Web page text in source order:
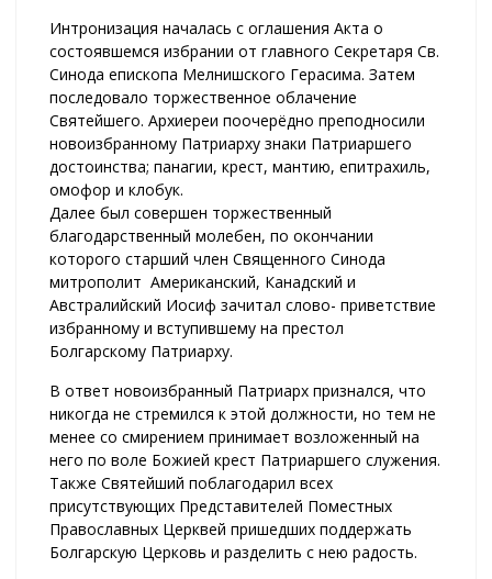
Интронизация началась с оглашения Акта о
состоявшемся избрании от главного Секретаря Св.
Синода епископа Мелнишского Герасима. Затем
последовало торжественное облачение
Святейшего. Архиереи поочерёдно преподносили
новоизбранному Патриарху знаки Патриаршего
достоинства; панагии, крест, мантию, епитрахиль,
омофор и клобук.
Далее был совершен торжественный
благодарственный молебен, по окончании
которого старший член Священного Синода
митрополит Американский, Канадский и
Австралийский Иосиф зачитал слово- приветствие
избранному и вступившему на престол
Болгарскому Патриарху.
В ответ новоизбранный Патриарх признался, что
никогда не стремился к этой должности, но тем не
менее со смирением принимает возложенный на
него по воле Божией крест Патриаршего служения.
Также Святейший поблагодарил всех
присутствующих Представителей Поместных
Православных Церквей пришедших поддержать
Болгарскую Церковь и разделить с нею радость.